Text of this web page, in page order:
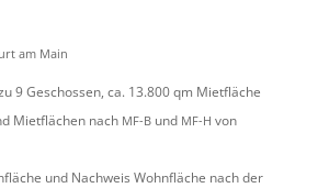
am Main
9 Geschossen, ca. 13.800 qm Mietfläche
Mietflä­chen nach MF-Bund MF-H von
und Nachweis Wohnfläche nach der